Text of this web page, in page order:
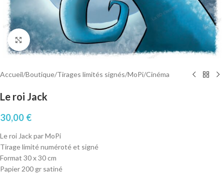
Cliquez pour agrandir
Accueil/Boutique/Tirages limités signés/MoPi/Cinéma
Le roi Jack
30,00 €
Le roi Jack par MoPi
Tirage limité numéroté et signé
Format 30 x 30 cm
Papier 200 gr satiné